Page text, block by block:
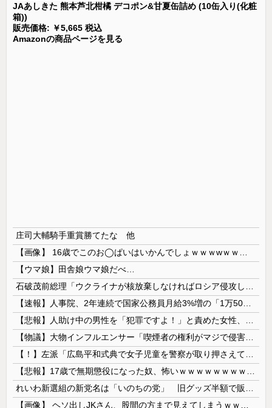
JAあしきた 熊本芦北柑橘 デコポン&甘夏缶詰め (10缶入り(化粧
箱))
販売価格: ￥5,665 税込
Amazonの商品ページを見る
庄司大輔騎手重賞勝てたな 他
【ウマ娘】田舎娘ウマ娘だべ…